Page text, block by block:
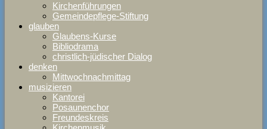
Kirchenführungen
Gemeindepflege-Stiftung
glauben
Glaubens-Kurse
Bibliodrama
christlich-jüdischer Dialog
denken
Mittwochnachmittag
musizieren
Kantorei
Posaunenchor
Freundeskreis